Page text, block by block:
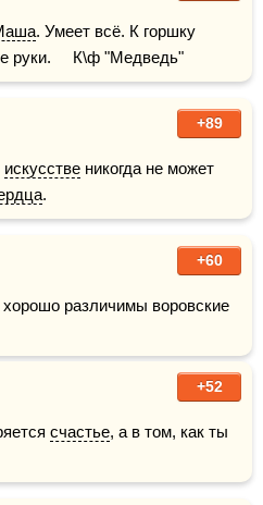
. Умеет всё. К горшку
руки.     К\ф "Медведь"
+89
искусстве никогда не может
.
+60
хорошо различимы воровские
+52
счастье, а в том, как ты